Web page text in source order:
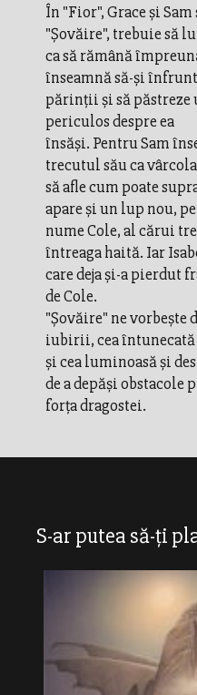
În "Fior", Grace şi
"Şovăire", trebuie să
ca să rămână
înseamnă să-şi
părinţii şi să păstreze
periculos despre ea
însăşi. Pentru Sam
trecutul său ca
să afle cum poate
apare şi un lup nou, pe
nume Cole, al cărui
întreaga haită. Iar
care deja şi-a pierdut
de Cole.
"Şovăire" ne vorbeşte
iubirii, cea întunecată
şi cea luminoasă şi
de a depăşi obstacole
forţa dragostei.
S-ar putea să-ți